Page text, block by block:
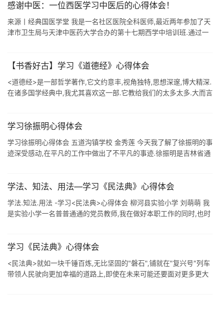
感谢中医：一位西医学习中医后的心得体会！
来源丨经典国医学堂 我是一名社区医院全科医师,最近两年参加了天
津市卫生局与天津中医药大学合办的第十七期西学中培训班.通过一
【书香好古】学习《道德经》心得体会
<道德经>是一部哲学著作,它文约意丰,视角独特,思想深邃,博大精深.
在诸多国学经典中,我尤其喜欢这一部.它教给我们的太多太多.大而言
学习徐振明心得体会
学习徐振明心得体会 五道沟镇学校 金秀莲 今天我了解了徐振明的事
迹深受感动,在平凡的工作中做出了不平凡的事迹.徐振明是吉林省通
学法、知法、用法—学习《民法典》心得体会
学法.知法.用法 -学习<民法典>心得体会 柳河县实验小学 刘萌萌 我
是实验小学一名普普通通的党员教师,我在做好本职工作的同时,也时
学习《民法典》心得体会
​<民法典>就如一块千锤百炼,无比坚固的"磐石",铺就在"复兴号"列车
带领人民驶向更加幸福的道路上,即使在未来可能还要面对更多更大